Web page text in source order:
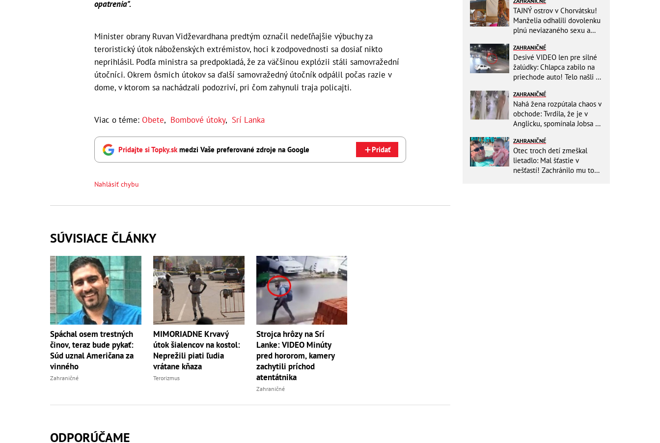
opatrenia".
Minister obrany Ruvan Vidževardhana predtým označil nedeľňajšie výbuchy za
teroristický útok náboženských extrémistov, hoci k zodpovednosti sa dosiaľ nikto
neprihlásil. Podľa ministra sa predpokladá, že za väčšinou explózii stáli samovražední
útočníci. Okrem ôsmich útokov sa ďalší samovražedný útočník odpálil počas razie v
dome, v ktorom sa nachádzali podozriví, pri čom zahynuli traja policajti.​
Viac o téme: Obete, Bombové útoky, Srí Lanka
Pridajte si Topky.sk medzi Vaše preferované zdroje na Google Pridať
Nahlásiť chybu
SÚVISIACE ČLÁNKY
Spáchal osem trestných
činov, teraz bude pykať:
Súd uznal Američana za
vinného
Zahraničné
MIMORIADNE Krvavý
útok šialencov na kostol:
Neprežili piati ľudia
vrátane kňaza
Terorizmus
Strojca hrôzy na Srí
Lanke: VIDEO Minúty
pred hororom, kamery
zachytili príchod
atentátnika
Zahraničné
ODPORÚČAME
TAJNÝ ostrov v Chorvátsku!
Manželia odhalili dovolenku
plnú neviazaného sexu a
ZAHRANIČNÉ
Desivé VIDEO len pre silné
žalúdky: Chlapca zabilo na
priechode auto! Telo našli o
ZAHRANIČNÉ
Nahá žena rozpútala chaos v
obchode: Tvrdila, že je v
Anglicku, spomínala Jobsa aj
ZAHRANIČNÉ
Otec troch detí zmeškal
lietadlo: Mal šťastie v
nešťastí! Zachránilo mu to